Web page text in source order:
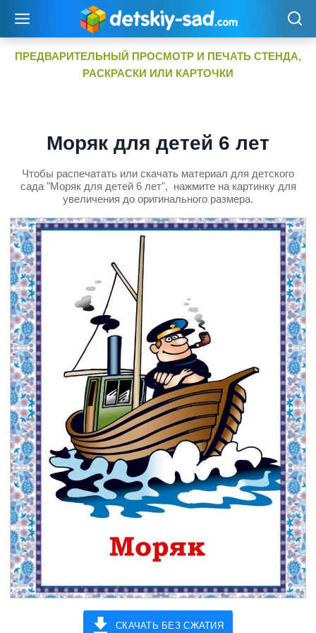
содержимому
ПРЕДВАРИТЕЛЬНЫЙ ПРОСМОТР И ПЕЧАТЬ СТЕНДА,
РАСКРАСКИ ИЛИ КАРТОЧКИ
Моряк для детей 6 лет
Чтобы распечатать или скачать материал для детского
сада "Моряк для детей 6 лет", нажмите на картинку для
увеличения до оригинального размера.
СКАЧАТЬ БЕЗ СЖАТИЯ